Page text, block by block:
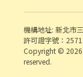
機構地址: 新北市
許可證字號：2571
Copyright © 2026
reserved.